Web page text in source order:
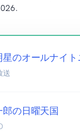
.
星のオールナイト
送
の日曜天国